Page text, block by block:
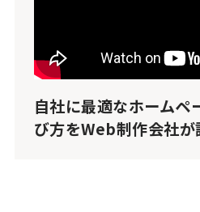
自社に最適なホームペ
び方をWeb制作会社が